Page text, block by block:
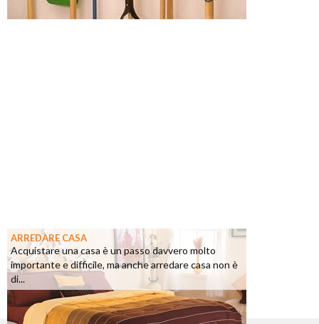
ARREDARE CASA
Acquistare una casa è un passo davvero molto
importante e difficile, ma anche arredare casa non è
di...